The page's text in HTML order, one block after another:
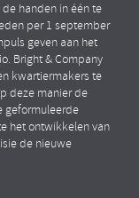
handen in één te
per 1 september
geven aan het
Bright & Company
kwartiermakers te
deze manier de
geformuleerde
het ontwikkelen van
de nieuwe